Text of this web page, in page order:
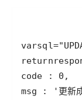
varsql=
return
code : 0
msg : '更新